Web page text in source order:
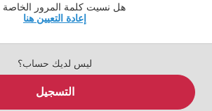
هل نسيت كلمة المرور الخاصة
إعادة التعيين هنا
ليس لديك حساب؟
التسجيل